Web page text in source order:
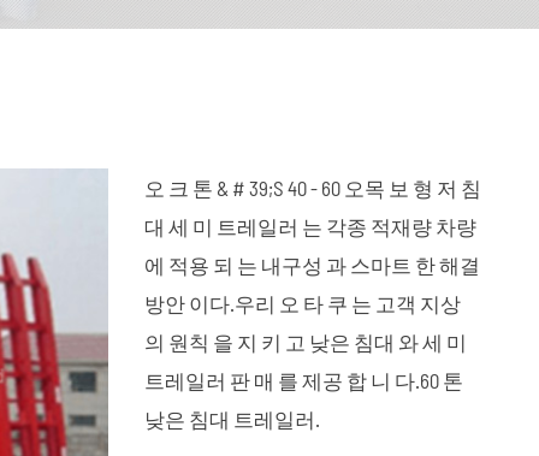
tiếng việt
ไทย
리즈
오 크 톤 & # 39;S 40 - 60 오목 보 형 저 침
대 세 미 트레일러 는 각종 적재량 차량
에 적용 되 는 내구성 과 스마트 한 해결
방안 이다.우리 오 타 쿠 는 고객 지상
의 원칙 을 지 키 고 낮은 침대 와 세 미
트레일러 판 매 를 제공 합 니 다.60 톤
낮은 침대 트레일러.